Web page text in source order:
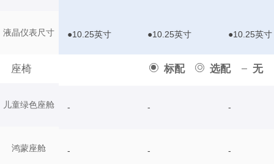
液晶仪表尺寸
座椅 标配 选配 无
儿童绿色座舱
鸿蒙座舱
●10.25英寸 ●10.25英寸 ●10.25英寸
- - -
- - -